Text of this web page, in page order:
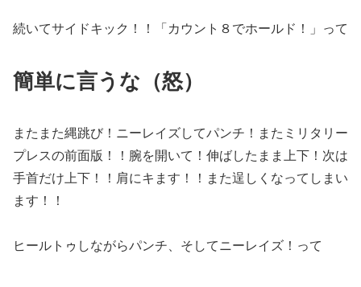
続いてサイドキック！！「カウント８でホールド！」って
簡単に言うな（怒）
またまた縄跳び！ニーレイズしてパンチ！またミリタリー
プレスの前面版！！腕を開いて！伸ばしたまま上下！次は
手首だけ上下！！肩にキます！！また逞しくなってしまい
ます！！
ヒールトゥしながらパンチ、そしてニーレイズ！って